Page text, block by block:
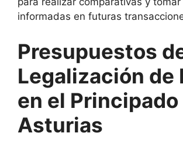
informadas en futuras
Presupuestos
Legalización de
en el Principado
Asturias